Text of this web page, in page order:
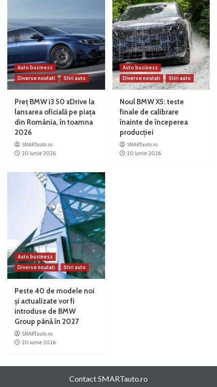
Auto business
Diverse noutati
Stiri auto
Preț BMW i3 50 xDrive la
lansarea oficială pe piața
din România, în toamna
2026
SMARTauto.ro
20 iunie 2026
Auto business
Diverse noutati
Stiri auto
Noul BMW X5: teste
finale de calibrare
înainte de începerea
producției
SMARTauto.ro
20 iunie 2026
Auto business
Diverse noutati
Stiri auto
Peste 40 de modele noi
și actualizate vor fi
introduse de BMW
Group până în 2027
SMARTauto.ro
20 iunie 2026
Contact SMARTauto.ro